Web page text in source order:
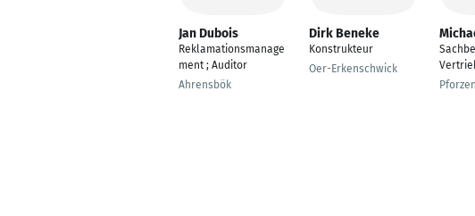
Jan Dubois
Reklamationsmanage
ment ; Auditor
Ahrensbök
Dirk Beneke
Konstrukteur
Oer-Erkenschwick
Pforzen